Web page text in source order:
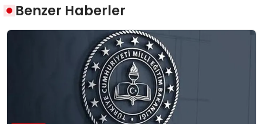
Benzer Haberler